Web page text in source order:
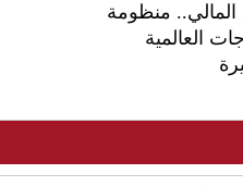
منظومة
العالمية